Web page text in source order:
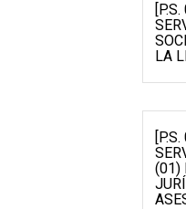
LA
(01)